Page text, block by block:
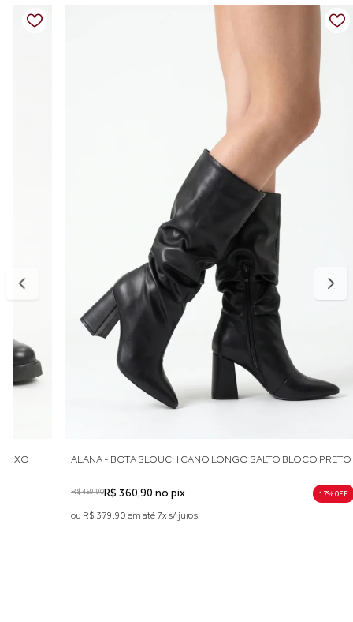
Cor: Preto
Altura do cano: aproximadamente 26 cm
Forro: interno totalmente forrado com pelinhos macios, garantindo
Diferenciais: acabamento aconchegante, cano com pelúcia externa
34 — aproximadamente 22,6 a 23,3 cm
35 — aproximadamente 23,4 a 24,0 cm
36 — aproximadamente 24,1 a 24,8 cm
37 — aproximadamente 24,9 a 25,3 cm
38 — aproximadamente 25,4 a 26,0 cm
39 — aproximadamente 26,1 a 26,6 cm
40 — aproximadamente 26,7 a 27,3 cm
Para escolher o tamanho ideal, meça seu pé do dedão até o
calcanhar e adicione cerca de 0,5 cm de folga para garantir conforto
no uso. Se estiver entre dois tamanhos, opte pelo maior para um
encaixe mais confortável. E, se precisar ajustar, a primeira troca é
ALANA - BOTA SLOUCH CANO LONGO SALTO BLOCO PRETO
R$ 459,90R$ 360,90 no pix 17% 0FF
ou R$ 379,90 em até 7x s/ juros